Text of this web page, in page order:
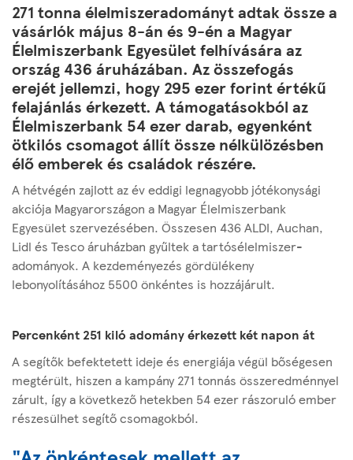
271 tonna élelmiszeradományt adtak össze a
vásárlók május 8-án és 9-én a Magyar
Élelmiszerbank Egyesület felhívására az
ország 436 áruházában. Az összefogás
erejét jellemzi, hogy 295 ezer forint értékű
felajánlás érkezett. A támogatásokból az
Élelmiszerbank 54 ezer darab, egyenként
ötkilós csomagot állít össze nélkülözésben
élő emberek és családok részére.
A hétvégén zajlott az év eddigi legnagyobb jótékonysági
akciója Magyarországon a Magyar Élelmiszerbank
Egyesület szervezésében. Összesen 436 ALDI, Auchan,
Lidl és Tesco áruházban gyűltek a tartósélelmiszer-
adományok. A kezdeményezés gördülékeny
lebonyolításához 5500 önkéntes is hozzájárult.
Percenként 251 kiló adomány érkezett két napon át
A segítők befektetett ideje és energiája végül bőségesen
megtérült, hiszen a kampány 271 tonnás összeredménnyel
zárult, így a következő hetekben 54 ezer rászoruló ember
részesülhet segítő csomagokból.